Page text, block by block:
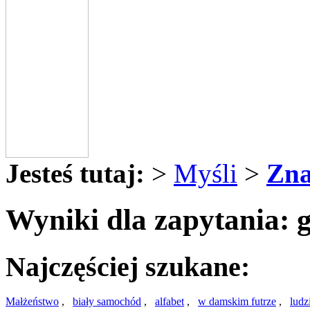
Jesteś tutaj: > Myśli >
Wyniki dla zapytania:
Najczęściej szukane:
Małżeństwo , biały samochód , alfabet, w damskim futrze ,